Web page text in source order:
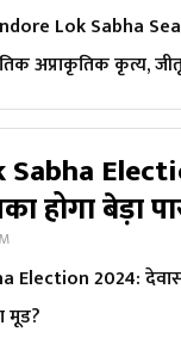
Lok Sabha Seat
अप्राकृतिक कृत्य,
Sabha
होगा बेड़ा
Election 2024:
मूड?